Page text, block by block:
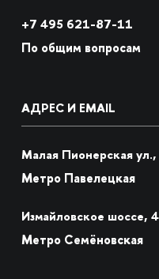
+7 495 621-87-11
По общим вопросам
АДРЕС И EMAIL
Малая Пионерская
Метро Павелецкая
Измайловское шоссе,
Метро Семёновская